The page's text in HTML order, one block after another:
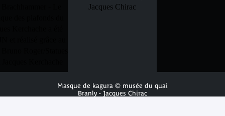
Masque de kagura © musée du quai
Branly - Jacques Chirac